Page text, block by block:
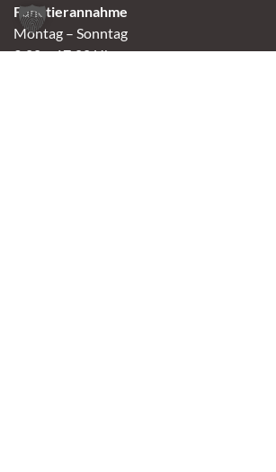
Fundtierannahme
Montag – Sonntag
9:00 – 17:00 Uhr